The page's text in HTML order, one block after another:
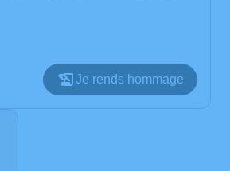
Je rends hommage